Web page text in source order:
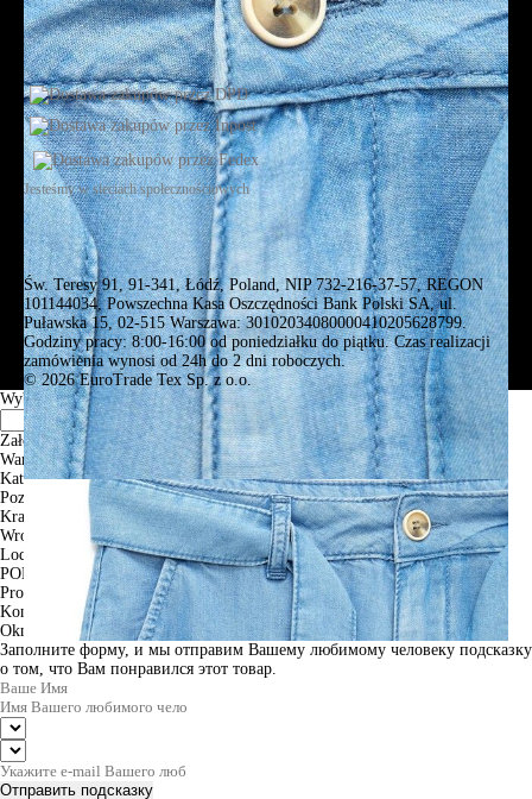
Jesteśmy w sieciach społecznościowych
Św. Teresy 91, 91-341, Łódź, Poland, NIP 732-216-37-57, REGON
101144034, Powszechna Kasa Oszczędności Bank Polski SA, ul.
Puławska 15, 02-515 Warszawa: 30102034080000410205628799.
Godziny pracy: 8:00-16:00 od poniedziałku do piątku. Czas realizacji
zamówienia wynosi od 24h do 2 dni roboczych.
© 2026 EuroTrade Tex Sp. z o.o.
Wybierz miasta
Założenia
Warszawa
Katowice
Poznan
Krakow
Wroclaw
Lodz
PODGLĄD
Produkt w koszyku
Kontynuuj zakupyZAMÓWIENIE
Okno informacyjne
Заполните форму, и мы отправим Вашему любимому человеку подсказку
о том, что Вам понравился этот товар.
Отправить подсказку